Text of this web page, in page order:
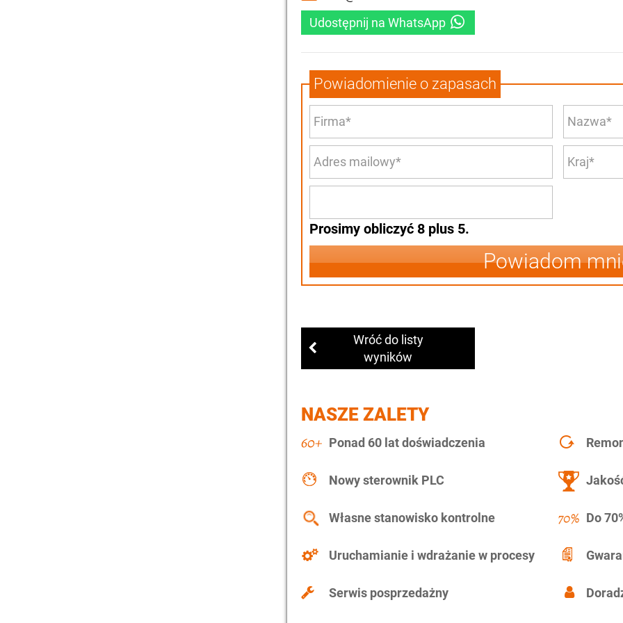
Udostępnij na WhatsApp
Powiadomienie o zapasach
Prosimy obliczyć 8 plus 5.
Powiadom
Wróć do listy
wyników
NASZE ZALETY
Ponad 60 lat doświadczenia
Nowy sterownik PLC
Własne stanowisko kontrolne Do
Uruchamianie i wdrażanie w procesy
Serwis posprzedażny